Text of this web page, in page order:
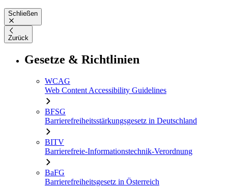
Schließen
Zurück
Gesetze & Richtlinien
WCAG
Web Content Accessibility Guidelines
BFSG
Barrierefreiheitsstärkungsgesetz in Deutschland
BITV
Barrierefreie-Informationstechnik-Verordnung
BaFG
Barrierefreiheitsgesetz in Österreich